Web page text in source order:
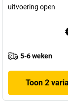
uitvoering open
5-6 weken
Toon 2